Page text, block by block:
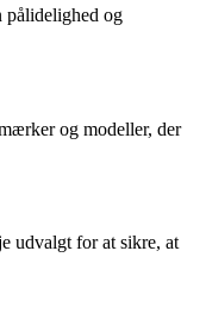
pålidelighed og
og modeller, der
udvalgt for at sikre, at